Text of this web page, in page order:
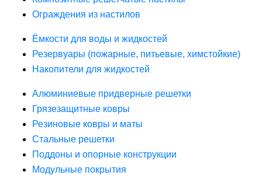
Ограждения из настилов
Ёмкости для воды и жидкостей
Резервуары (пожарные, питьевые, химстойкие)
Накопители для жидкостей
Алюминиевые придверные решетки
Грязезащитные ковры
Резиновые ковры и маты
Стальные решетки
Поддоны и опорные конструкции
Модульные покрытия